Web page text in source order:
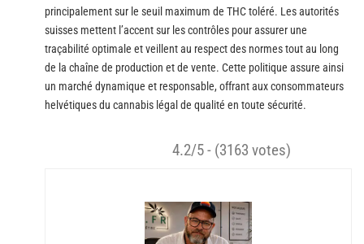
principalement sur le seuil maximum de THC toléré. Les autorités
suisses mettent l’accent sur les contrôles pour assurer une
traçabilité optimale et veillent au respect des normes tout au long
de la chaîne de production et de vente. Cette politique assure ainsi
un marché dynamique et responsable, offrant aux consommateurs
helvétiques du cannabis légal de qualité en toute sécurité.
4.2/5 - (3163 votes)